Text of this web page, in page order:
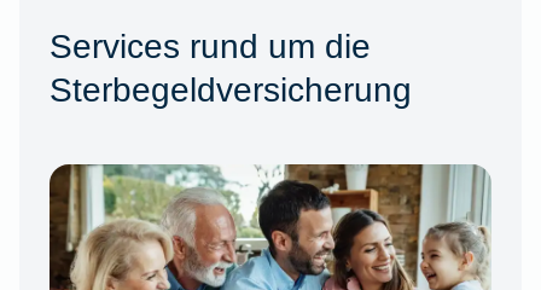
Services rund um die
Sterbegeldversicherung